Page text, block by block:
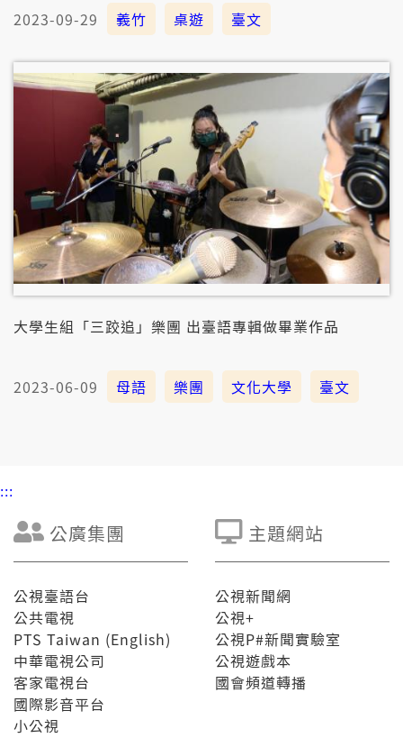
2023-09-29 義竹 桌遊 臺文
大學生組「三跤追」樂團 出臺語專輯做畢業作品
2023-06-09 母語 樂團 文化大學 臺文
:::
公廣集團
公視臺語台
公共電視
PTS Taiwan (English)
中華電視公司
客家電視台
國際影音平台
小公視
主題網站
公視新聞網
公視+
公視P#新聞實驗室
公視遊戲本
國會頻道轉播